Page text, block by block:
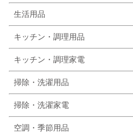
生活用品
キッチン・調理用品
キッチン・調理家電
掃除・洗濯用品
掃除・洗濯家電
空調・季節用品